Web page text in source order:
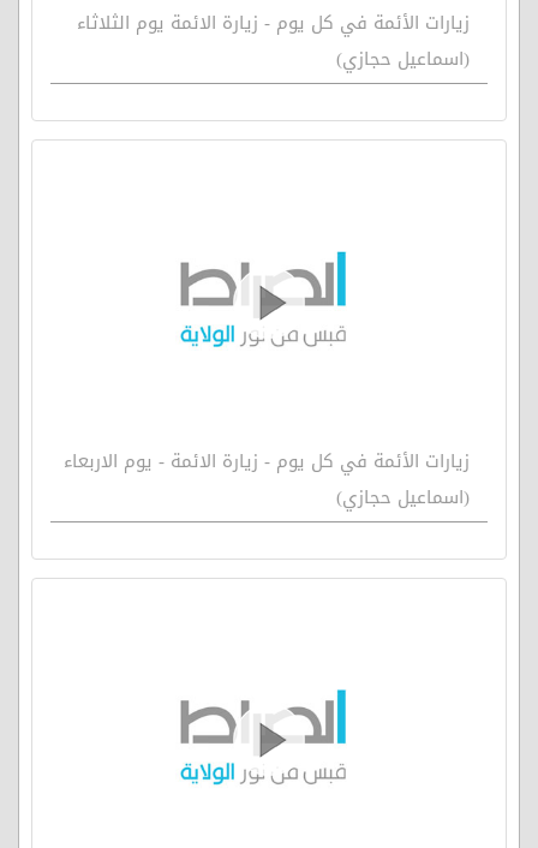
زيارات الأئمة في كل يوم - زيارة الائمة يوم الثلاثاء
(اسماعيل حجازي)
زيارات الأئمة في كل يوم - زيارة الائمة - يوم الاربعاء
(اسماعيل حجازي)